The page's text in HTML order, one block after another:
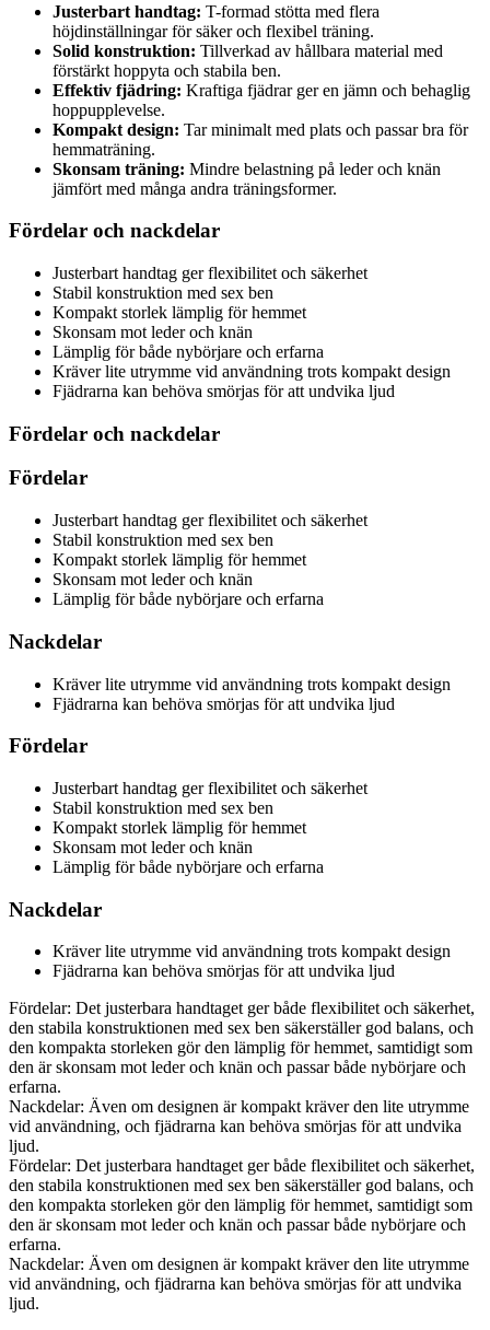
Justerbart handtag: T-formad stötta med flera
höjdinställningar för säker och flexibel träning.
Solid konstruktion: Tillverkad av hållbara material med
förstärkt hoppyta och stabila ben.
Effektiv fjädring: Kraftiga fjädrar ger en jämn och behaglig
hoppupplevelse.
Kompakt design: Tar minimalt med plats och passar bra för
hemmaträning.
Skonsam träning: Mindre belastning på leder och knän
jämfört med många andra träningsformer.
Fördelar och nackdelar
Justerbart handtag ger flexibilitet och säkerhet
Stabil konstruktion med sex ben
Kompakt storlek lämplig för hemmet
Skonsam mot leder och knän
Lämplig för både nybörjare och erfarna
Kräver lite utrymme vid användning trots kompakt design
Fjädrarna kan behöva smörjas för att undvika ljud
Fördelar och nackdelar
Fördelar
Justerbart handtag ger flexibilitet och säkerhet
Stabil konstruktion med sex ben
Kompakt storlek lämplig för hemmet
Skonsam mot leder och knän
Lämplig för både nybörjare och erfarna
Nackdelar
Kräver lite utrymme vid användning trots kompakt design
Fjädrarna kan behöva smörjas för att undvika ljud
Fördelar
Justerbart handtag ger flexibilitet och säkerhet
Stabil konstruktion med sex ben
Kompakt storlek lämplig för hemmet
Skonsam mot leder och knän
Lämplig för både nybörjare och erfarna
Nackdelar
Kräver lite utrymme vid användning trots kompakt design
Fjädrarna kan behöva smörjas för att undvika ljud
Fördelar: Det justerbara handtaget ger både flexibilitet och säkerhet,
den stabila konstruktionen med sex ben säkerställer god balans, och
den kompakta storleken gör den lämplig för hemmet, samtidigt som
den är skonsam mot leder och knän och passar både nybörjare och
erfarna.
Nackdelar: Även om designen är kompakt kräver den lite utrymme
vid användning, och fjädrarna kan behöva smörjas för att undvika
ljud.
Fördelar: Det justerbara handtaget ger både flexibilitet och säkerhet,
den stabila konstruktionen med sex ben säkerställer god balans, och
den kompakta storleken gör den lämplig för hemmet, samtidigt som
den är skonsam mot leder och knän och passar både nybörjare och
erfarna.
Nackdelar: Även om designen är kompakt kräver den lite utrymme
vid användning, och fjädrarna kan behöva smörjas för att undvika
ljud.